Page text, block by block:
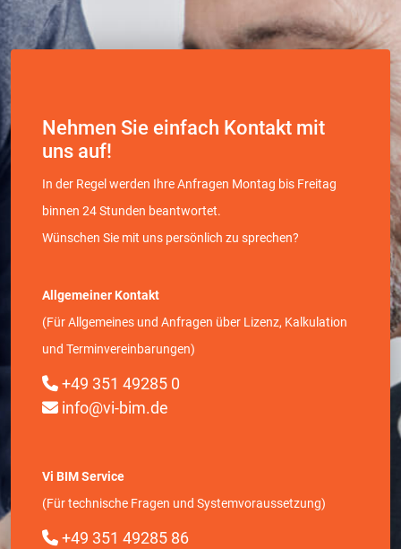
Nehmen Sie einfach Kontakt mit
uns auf!
In der Regel werden Ihre Anfragen Montag bis Freitag
binnen 24 Stunden beantwortet.
Wünschen Sie mit uns persönlich zu sprechen?
Allgemeiner Kontakt
(Für Allgemeines und Anfragen über Lizenz, Kalkulation
und Terminvereinbarungen)
+49 351 49285 0
info@vi-bim.de
Vi BIM Service
(Für technische Fragen und Systemvoraussetzung)
+49 351 49285 86